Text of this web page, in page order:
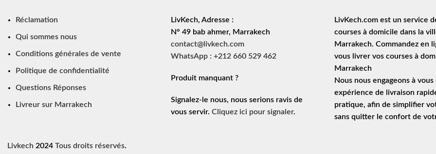
Réclamation
Qui sommes nous
Conditions générales de vente
Politique de confidentialité
Questions Réponses
Livreur sur Marrakech
LivKech, Adresse :
N° 49 bab ahmer, Marrakech
contact@livkech.com
WhatsApp : +212 660 529 462
Produit manquant ?
Signalez-le nous, nous serions ravis de
vous servir. Cliquez ici pour signaler.
LivKech.com est un service
courses à domicile dans la
Marrakech. Commandez en
vous livrer vos courses à
Marrakech
Nous nous engageons à
expérience de
livraison
pratique, afin de simplifier
sans quitter le confort de
Livkech 2024Tous droits réservés.